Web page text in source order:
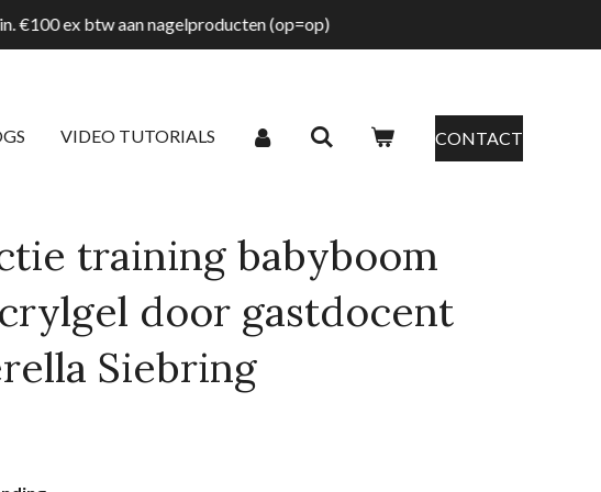
€100 ex btw aan nagelproducten (op=op)
VIDEO TUTORIALS CONTACT
training babyboom
door gastdocent
Siebring